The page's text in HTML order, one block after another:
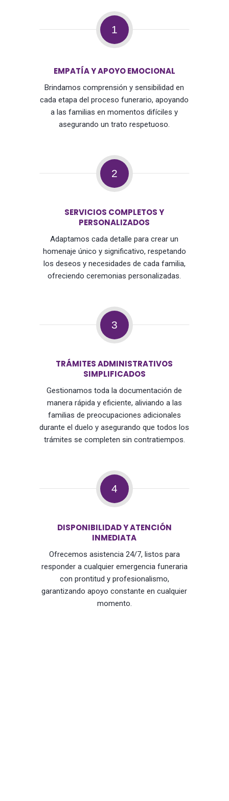
1
EMPATÍA Y APOYO EMOCIONAL
Brindamos comprensión y sensibilidad en
cada etapa del proceso funerario, apoyando
a las familias en momentos difíciles y
asegurando un trato respetuoso.
2
SERVICIOS COMPLETOS Y
PERSONALIZADOS
Adaptamos cada detalle para crear un
homenaje único y significativo, respetando
los deseos y necesidades de cada familia,
ofreciendo ceremonias personalizadas.
3
TRÁMITES ADMINISTRATIVOS
SIMPLIFICADOS
Gestionamos toda la documentación de
manera rápida y eficiente, aliviando a las
familias de preocupaciones adicionales
durante el duelo y asegurando que todos los
trámites se completen sin contratiempos.
4
DISPONIBILIDAD Y ATENCIÓN
INMEDIATA
Ofrecemos asistencia 24/7, listos para
responder a cualquier emergencia funeraria
con prontitud y profesionalismo,
garantizando apoyo constante en cualquier
momento.